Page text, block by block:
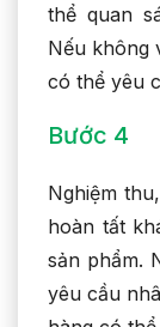
thể quan
Nếu không
có thể yêu
Bước 4
Nghiệm
hoàn tất
sản phẩm.
yêu cầu